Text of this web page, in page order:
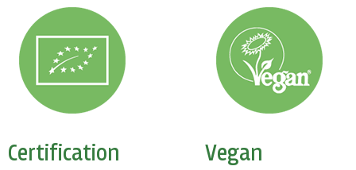
Certification
Vegan